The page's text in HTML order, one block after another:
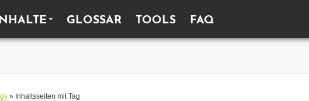
GLOSSAR TOOLS FAQ
» Inhaltsseiten mit Tag